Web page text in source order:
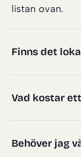
listan ovan.
Finns det
Vad kostar
Behöver jag